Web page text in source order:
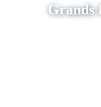
Grands